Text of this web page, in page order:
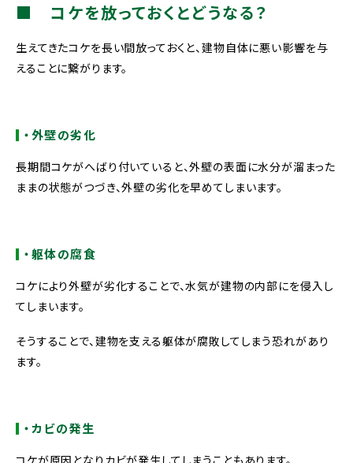
■ コケを放っておくとどうなる？
生えてきたコケを長い間放っておくと、建物自体に悪い影響を与
えることに繋がります。
・外壁の劣化
長期間コケがへばり付いていると、外壁の表面に水分が溜まった
ままの状態がつづき、外壁の劣化を早めてしまいます。
・躯体の腐食
コケにより外壁が劣化することで、水気が建物の内部にを侵入し
てしまいます。
そうすることで、建物を支える躯体が腐敗してしまう恐れがあり
ます。
・カビの発生
コケが原因となりカビが発生してしまうこともあります。